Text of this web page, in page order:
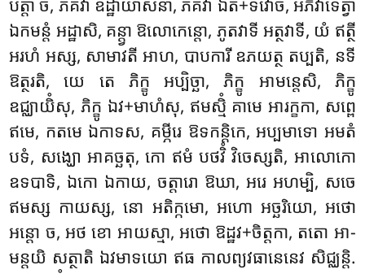
បត្តា ច, ភគវា ឧដ្ឋាយាសនា, ភគវា ឯត+ទវោច, អភិវាទេត្វា
ឯកមន្តំ អដ្ឋាសិ, គន្ត្វា ឱលោកេន្តោ, ភូតវាទី អត្ថវាទី, យំ ឥត្ថី
អរហំ អស្ស, សាមាវតី អាហ, បាបការី ឧភយត្ថ តប្បតិ, នទី
ឱត្ថរតិ, យេ តេ ភិក្ខូ អប្បិច្ឆា, ភិក្ខូ អាមន្តេសិ, ភិក្ខូ
ឧជ្ឈាយិំសុ, ភិក្ខូ ឯវ+មាហំសុ, ឥមស្មិំ គាមេ អារក្ខកា, សព្ពេ
ឥមេ, កតមេ ឯកាទស, គម្ភីរេ ឱទកន្តិកេ, អប្បមាទោ អមតំ
បទំ, សង្ឃោ អាគច្ឆតុ, កោ ឥមំ បថវិំ វិចេស្សតិ, អាលោកោ
ឧទបាទិ, ឯកោ ឯកាយ, ចត្តារោ ឱឃា, អរេ អហម្បិ, សចេ
ឥមស្ស កាយស្ស, នោ អតិក្កមោ, អហោ អច្ឆរិយោ, អថោ
អន្តោ ច, អថ ខោ អាយស្មា, អថោ ឱដ្ឋវ+ចិត្តកា, តតោ អា-
មន្តយិ សត្ថាតិ ឯវមាទយោ ឥធ កាលព្យវធានេនេវ សិជ្ឈន្តិ.